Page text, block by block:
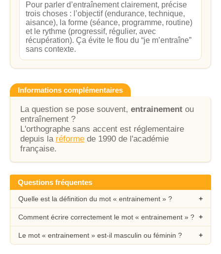
Pour parler d’entraînement clairement, précise
trois choses : l’objectif (endurance, technique,
aisance), la forme (séance, programme, routine)
et le rythme (progressif, régulier, avec
récupération). Ça évite le flou du “je m’entraîne”
sans contexte.
Informations complémentaires
La question se pose souvent, entrainement ou
entraînement ?
L'orthographe sans accent est réglementaire
depuis la réforme de 1990 de l'académie
française.
Questions fréquentes
Quelle est la définition du mot « entrainement » ?
Comment écrire correctement le mot « entrainement » ?
Le mot « entrainement » est-il masculin ou féminin ?